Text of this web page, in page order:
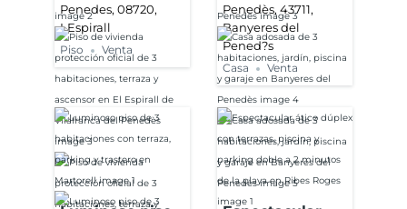
ascensor en El
Espirall de
Vilafranca del
Penedès
Penedes, 08720,
LEspirall
Piso Venta
Penedès
Penedès, 43711,
Banyeres del
Pened?s
Casa Venta